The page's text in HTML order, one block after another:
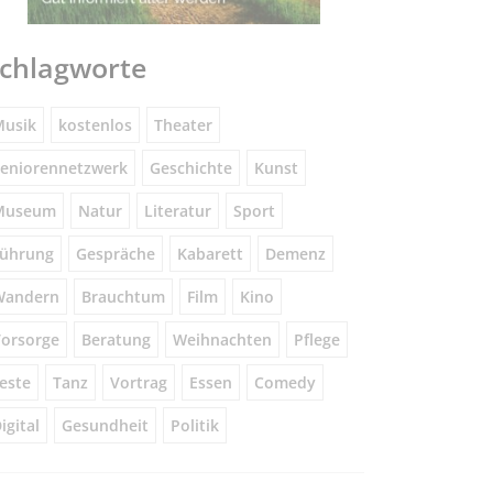
kostenlos Theater
Geschichte Kunst
Natur Literatur Sport
Gespräche Kabarett Demenz
Brauchtum Film Kino
Beratung Weihnachten Pflege
Tanz Vortrag Essen Comedy
Gesundheit Politik